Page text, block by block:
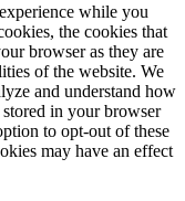
while you
the cookies that
browser as they are
of the website. We
and understand how
in your browser
to opt-out of these
may have an effect